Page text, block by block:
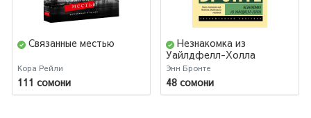
Связанные местью
Кора Рейли
111 сомони
Незнакомка из
Уайлдфелл-Холла
Энн Бронте
48 сомони